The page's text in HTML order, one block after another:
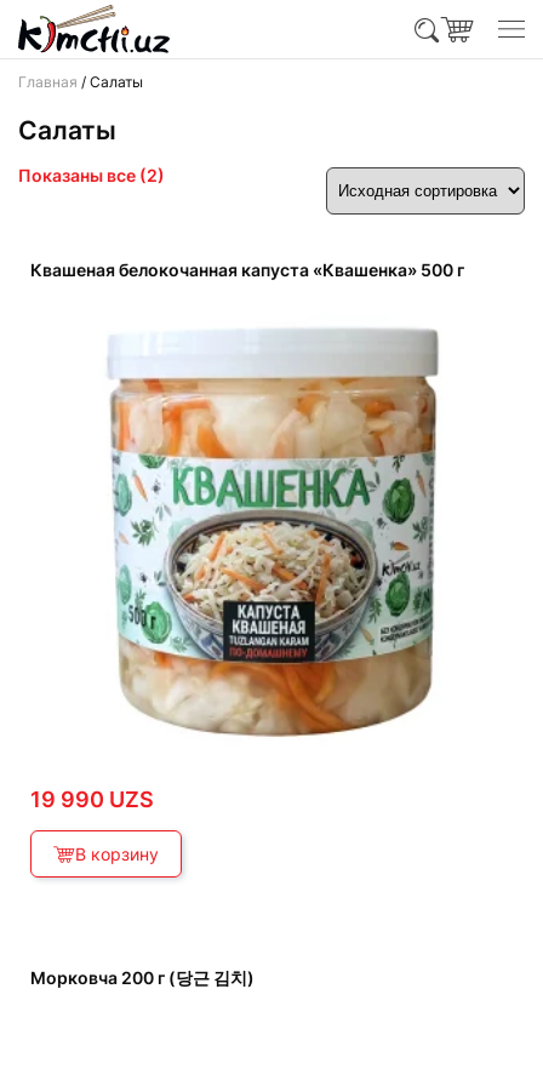
Главная / Салаты
Салаты
Показаны все (2)
Квашеная белокочанная капуста «Квашенка» 500 г
19 990 UZS
В корзину
Морковча 200 г (당근 김치)